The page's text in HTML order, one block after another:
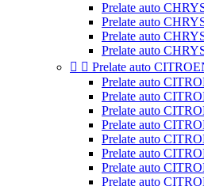
Prelate auto
Prelate auto
Prelate auto
Prelate auto
  Prelate auto
Prelate auto
Prelate auto
Prelate auto
Prelate auto
Prelate auto
Prelate auto
Prelate auto
Prelate auto